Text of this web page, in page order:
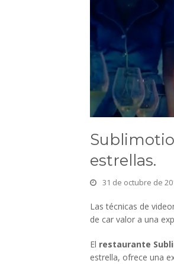
estrellas.
31 de octubre de
Las técnicas de
de car valor a una
El restaurante
estrella, ofrece una